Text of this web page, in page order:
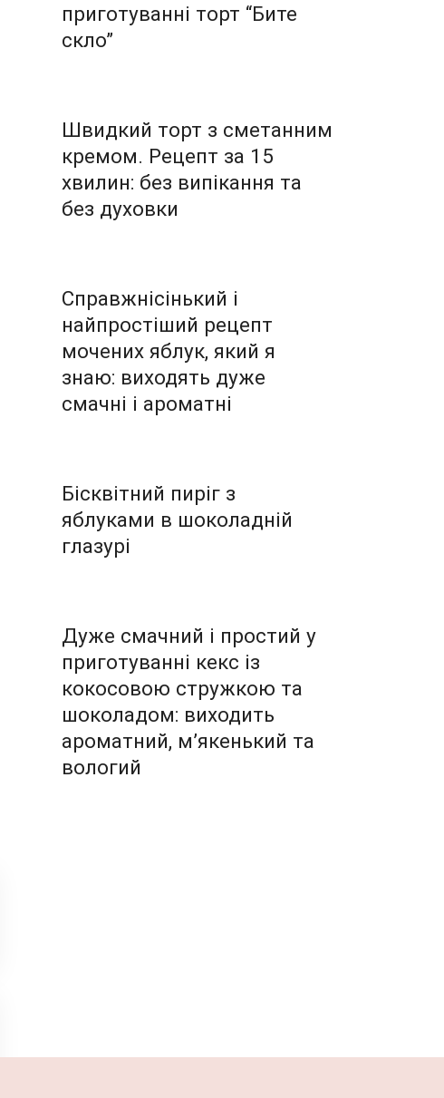
приготуванні торт “Бите
скло”
Швидкий торт з сметанним
кремом. Рецепт за 15
хвилин: без випікання та
без духовки
Справжнісінький і
найпростіший рецепт
мочених яблук, який я
знаю: виходять дуже
смачні і ароматні
Бісквітний пиріг з
яблуками в шоколадній
глазурі
Дуже смачний і простий у
приготуванні кекс із
кокосовою стружкою та
шоколадом: виходить
ароматний, м’якенький та
вологий